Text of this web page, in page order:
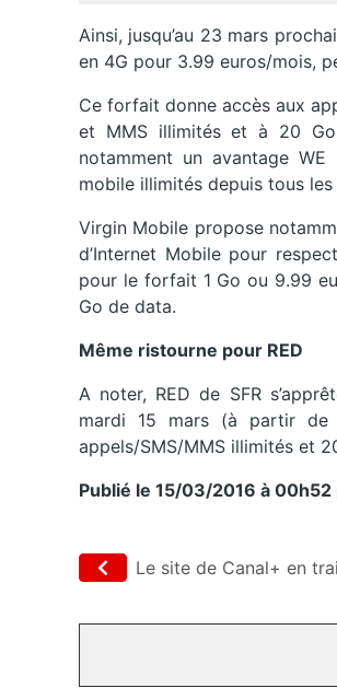
Ainsi, jusqu’au 23 mars
en 4G pour 3.99 euros/mois,
Ce forfait donne accès aux
et MMS illimités et à 20
notamment un avantage
mobile illimités depuis tous les
Virgin Mobile propose
d’Internet Mobile pour
pour le forfait 1 Go ou 9.99
Go de data.
Même ristourne pour RED
A noter, RED de SFR
mardi 15 mars (à partir
appels/SMS/MMS illimités et
Publié le 15/03/2016 à 00h52
Le site de Canal+ en